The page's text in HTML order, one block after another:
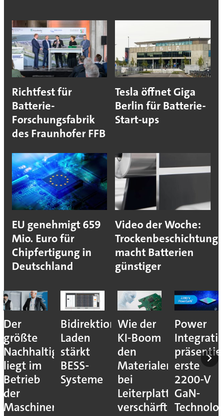
Richtfest für
Batterie-
Forschungsfabrik
des Fraunhofer FFB
Tesla öffnet Giga
Berlin für Batterie-
Start-ups
EU genehmigt 659
Mio. Euro für
Chipfertigung in
Deutschland
Video der Woche:
Trockenbeschichtung
macht Batterien
günstiger
Der
größte
Nachhaltigkeitshebel
liegt im
Betrieb
der
Maschinen
Bidirektionales
Laden
stärkt
BESS-
Systeme
Wie der
KI-Boom
den
Materialengpass
bei
Leiterplatten
verschärft
Power
erste
2200-V
GaN-